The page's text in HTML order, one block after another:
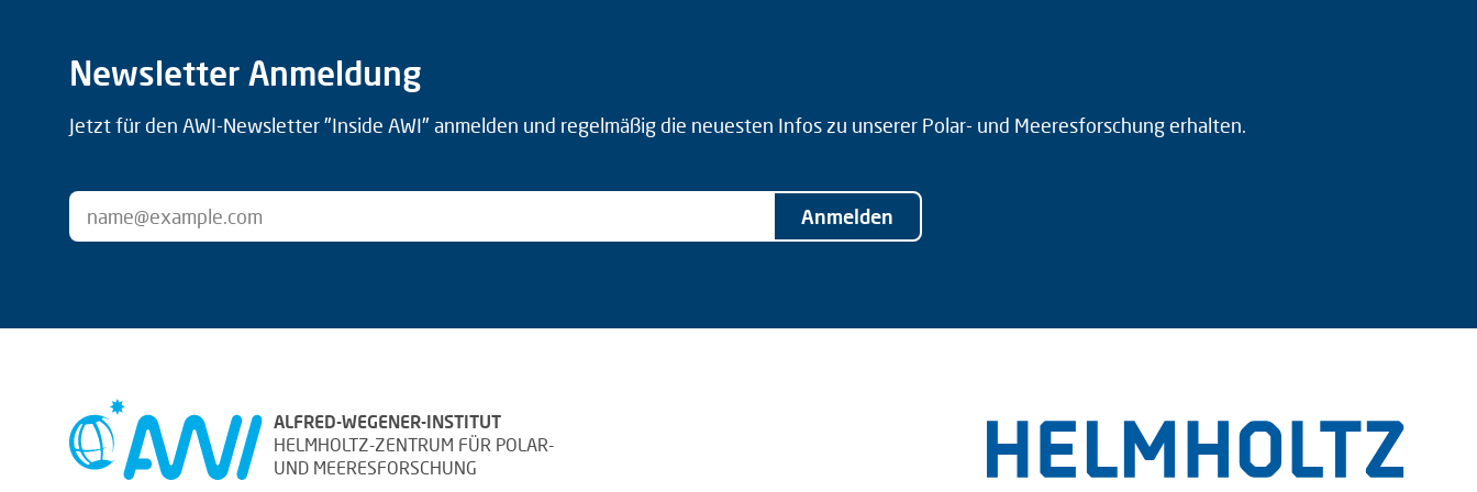
Newsletter Anmeldung
Jetzt für den AWI-Newsletter "Inside AWI" anmelden und regelmäßig die neuesten Infos zu unserer Polar- und Meeresforschung erhalten.
Anmelden
ALFRED-WEGENER-INSTITUT
HELMHOLTZ-ZENTRUM FÜR POLAR-
UND MEERESFORSCHUNG